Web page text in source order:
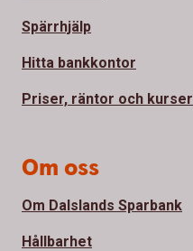
Spärrhjälp
Hitta bankkontor
Priser, räntor och kurser
Om oss
Om Dalslands Sparbank
Hållbarhet